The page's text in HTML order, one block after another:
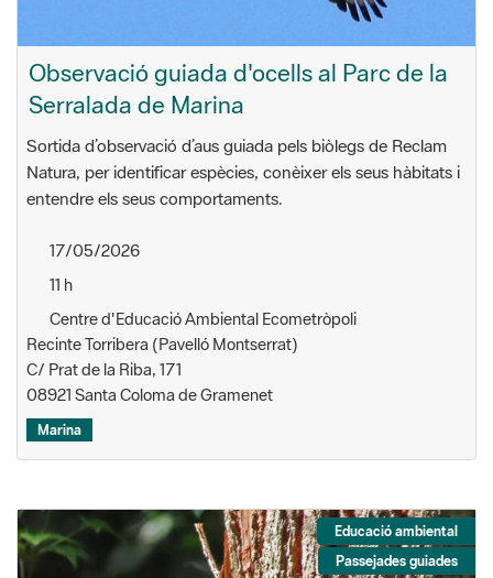
Observació guiada d'ocells al Parc de la
Serralada de Marina
Sortida d’observació d’aus guiada pels biòlegs de Reclam
Natura, per identificar espècies, conèixer els seus hàbitats i
entendre els seus comportaments.
17/05/2026
11 h
Centre d'Educació Ambiental Ecometròpoli
Recinte Torribera (Pavelló Montserrat)
C/ Prat de la Riba, 171
08921 Santa Coloma de Gramenet
Marina
Educació ambiental
Passejades guiades